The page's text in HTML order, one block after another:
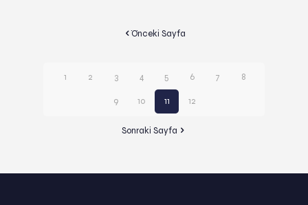
Önceki Sayfa
1 2 3 4 5 6 7 8
9 10 11 12
Sonraki Sayfa